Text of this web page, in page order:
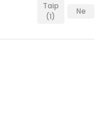
Taip
(1)
Ne